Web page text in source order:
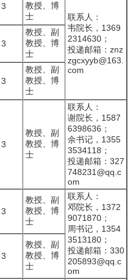
3
教授、博
士
联系人：
韦院长，1369
2314630；
投递邮箱：znz
zgcxyyb@163.
com
3
教授、副
教授、博
士
3
教授、副
教授、博
士
3
教授、副
教授、博
士
联系人：
谢院长，1587
6398636；
余书记，1355
3534118；
投递邮箱：327
748231@qq.c
om
3
教授、副
教授、博
士
联系人：
邓院长，1372
9071870；
周书记，1354
3513180；
投递邮箱：330
205893@qq.c
om
3
教授、副
教授、博
士